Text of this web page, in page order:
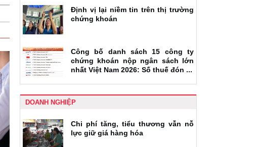
Định vị lại niềm tin trên thị trường
chứng khoán
Công bố danh sách 15 công ty
chứng khoán nộp ngân sách lớn
nhất Việt Nam 2026: Số thuế đón ...
DOANH NGHIỆP
Chi phí tăng, tiểu thương vẫn nỗ
lực giữ giá hàng hóa